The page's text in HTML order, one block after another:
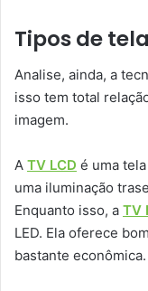
Tipos de tela
Analise, ainda, a
isso tem total
imagem.
A TV LCD é uma
uma iluminação
Enquanto isso, a TV
LED. Ela oferece
bastante econômica.